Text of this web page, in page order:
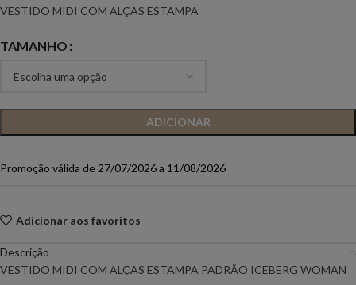
VESTIDO MIDI COM ALÇAS ESTAMPA
TAMANHO
ADICIONAR
Promoção válida de 27/07/2026 a 11/08/2026
Adicionar aos favoritos
Descrição
VESTIDO MIDI COM ALÇAS ESTAMPA PADRÃO ICEBERG WOMAN